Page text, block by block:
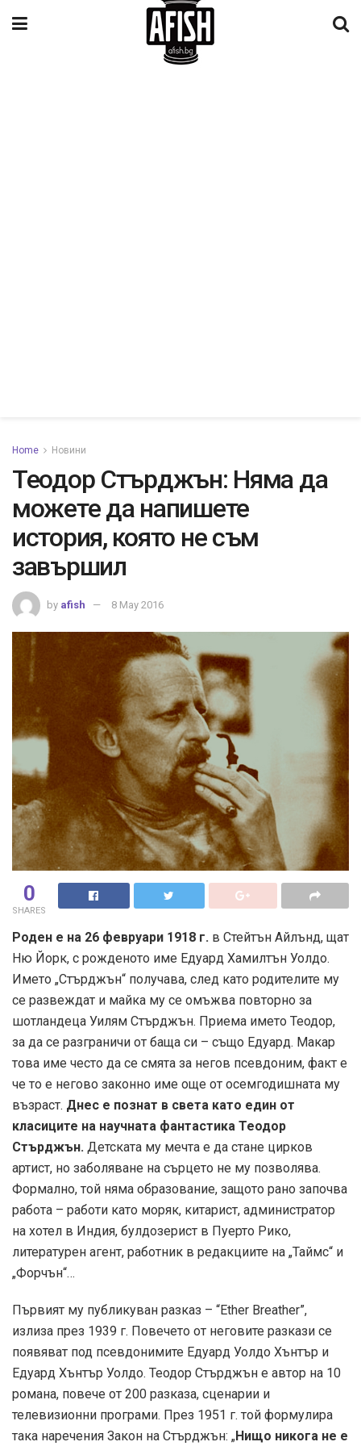
Home Новини
Теодор Стърджън: Няма да
можете да напишете
история, която не съм
завършил
by afish 8 May 2016
0
SHARES
Роден е на 26 февруари 1918 г. в Стейтън Айлънд, щат
Ню Йорк, с рожденото име Едуард Хамилтън Уолдо.
Името „Стърджън“ получава, след като родителите му
се развеждат и майка му се омъжва повторно за
шотландеца Уилям Стърджън. Приема името Теодор,
за да се разграничи от баща си – също Едуард. Макар
това име често да се смята за негов псевдоним, факт е
че то е негово законно име още от осемгодишната му
възраст. Днес е познат в света като един от
класиците на научната фантастика Теодор
Стърджън. Детската му мечта е да стане цирков
артист, но заболяване на сърцето не му позволява.
Формално, той няма образование, защото рано започва
работа – работи като моряк, китарист, администратор
на хотел в Индия, булдозерист в Пуерто Рико,
литературен агент, работник в редакциите на „Таймс“ и
„Форчън“…
Първият му публикуван разказ – “Ether Breather”,
излиза през 1939 г. Повечето от неговите разкази се
появяват под псевдонимите Едуард Уолдо Хънтър и
Едуард Хънтър Уолдо. Теодор Стърджън е автор на 10
романа, повече от 200 разказа, сценарии и
телевизионни програми. През 1951 г. той формулира
така наречения Закон на Стърджън: „Нищо никога не е